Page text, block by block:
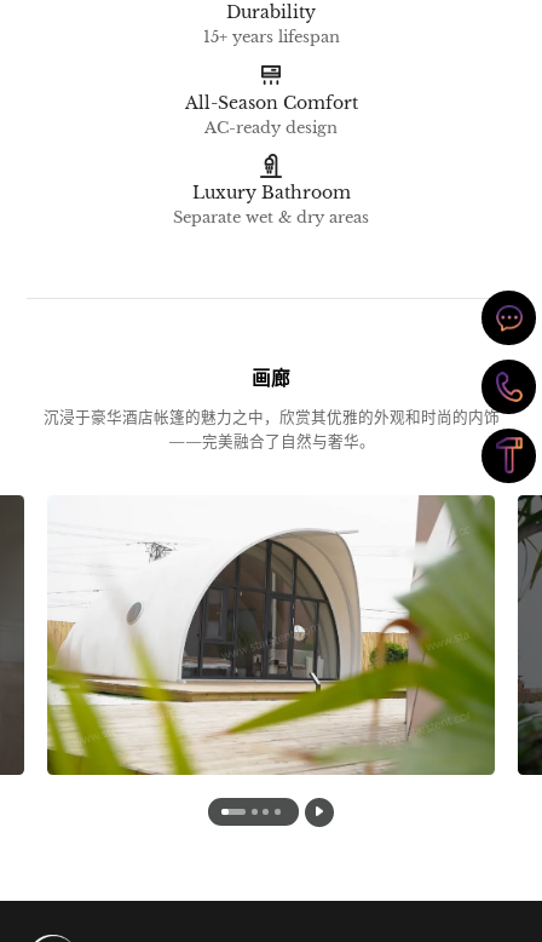
Durability
15+ years lifespan
All-Season Comfort
AC-ready design
Luxury Bathroom
Separate wet & dry areas
画廊
沉浸于豪华酒店帐篷的魅力之中，欣赏其优雅的外观和时尚的内饰
——完美融合了自然与奢华。